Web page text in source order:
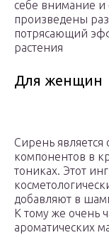
себе внимание
произведены
потрясающий
растения
Для женщин
Сирень
компонентов в
тониках. Этот
добавляют в
К тому же очень
ароматических